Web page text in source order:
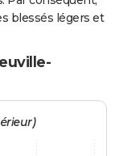
blessés légers et